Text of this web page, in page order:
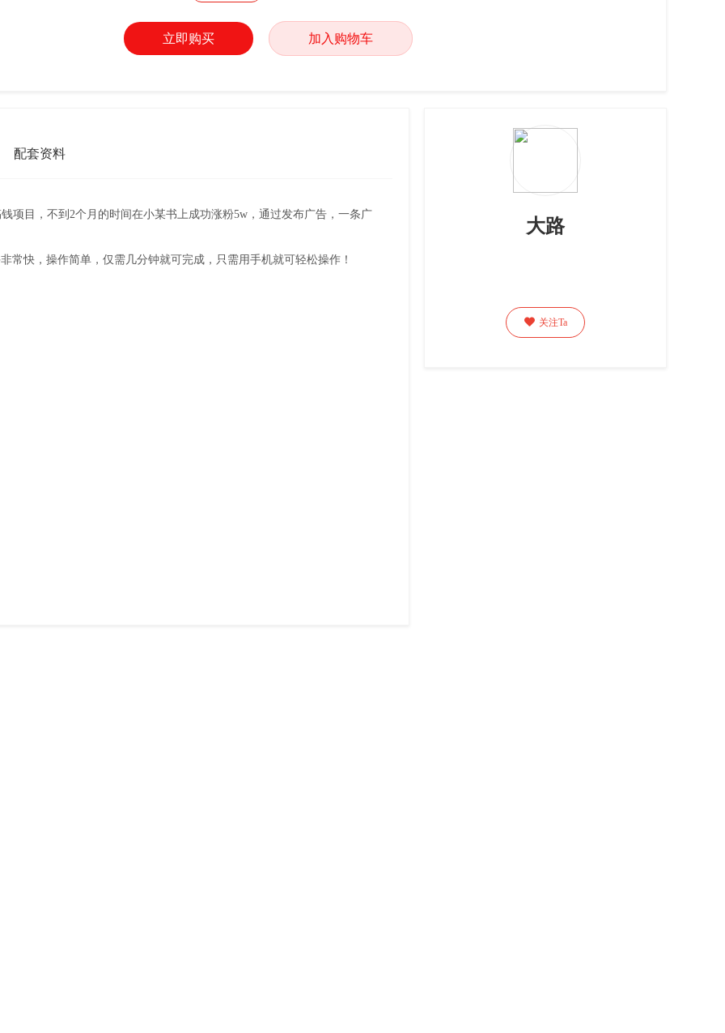
立即购买 加入购物车
配套资料
项目，不到2个月的时间在小某书上成功涨粉5w，通过发布广告，一条广
常快，操作简单，仅需几分钟就可完成，只需用手机就可轻松操作！
大路
 关注Ta